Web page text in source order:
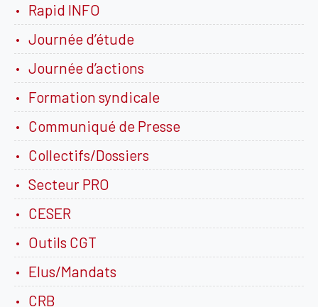
Rapid INFO
Journée d’étude
Journée d’actions
Formation syndicale
Communiqué de Presse
Collectifs/Dossiers
Secteur PRO
CESER
Outils CGT
Elus/Mandats
CRB